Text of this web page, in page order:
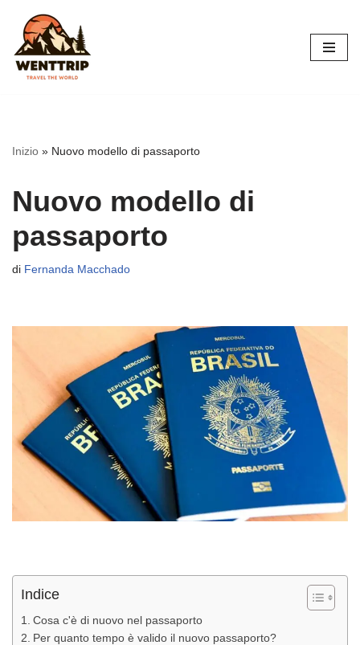
Vai
al
contenuto
Inizio » Nuovo modello di passaporto
Nuovo modello di
passaporto
di Fernanda Macchado
Indice
Cosa c'è di nuovo nel passaporto
Per quanto tempo è valido il nuovo passaporto?